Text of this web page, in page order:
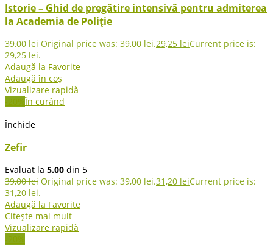
Istorie – Ghid de pregătire intensivă pentru admiterea
la Academia de Poliție
39,00lei Original price was: 39,00 lei.29,25 leiCurrent price is:
29,25 lei.
Adaugă la Favorite
Adaugă în coș
Vizualizare rapidă
-20% În curând
Închide
Zefir
Evaluat la 5.00 din 5
39,00lei Original price was: 39,00 lei.31,20 leiCurrent price is:
31,20 lei.
Adaugă la Favorite
Citește mai mult
Vizualizare rapidă
-20%